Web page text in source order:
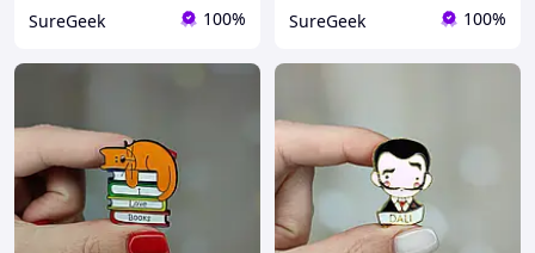
SureGeek 100% SureGeek 100%